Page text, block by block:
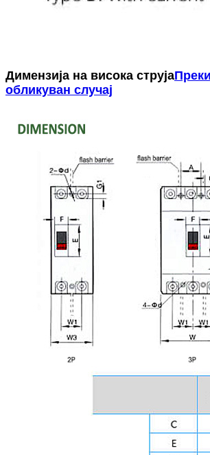
Димензија на висока струја
обликуван случај